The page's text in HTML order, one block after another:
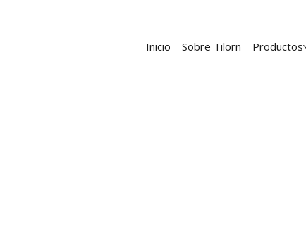
Inicio Sobre Tilorn Productos